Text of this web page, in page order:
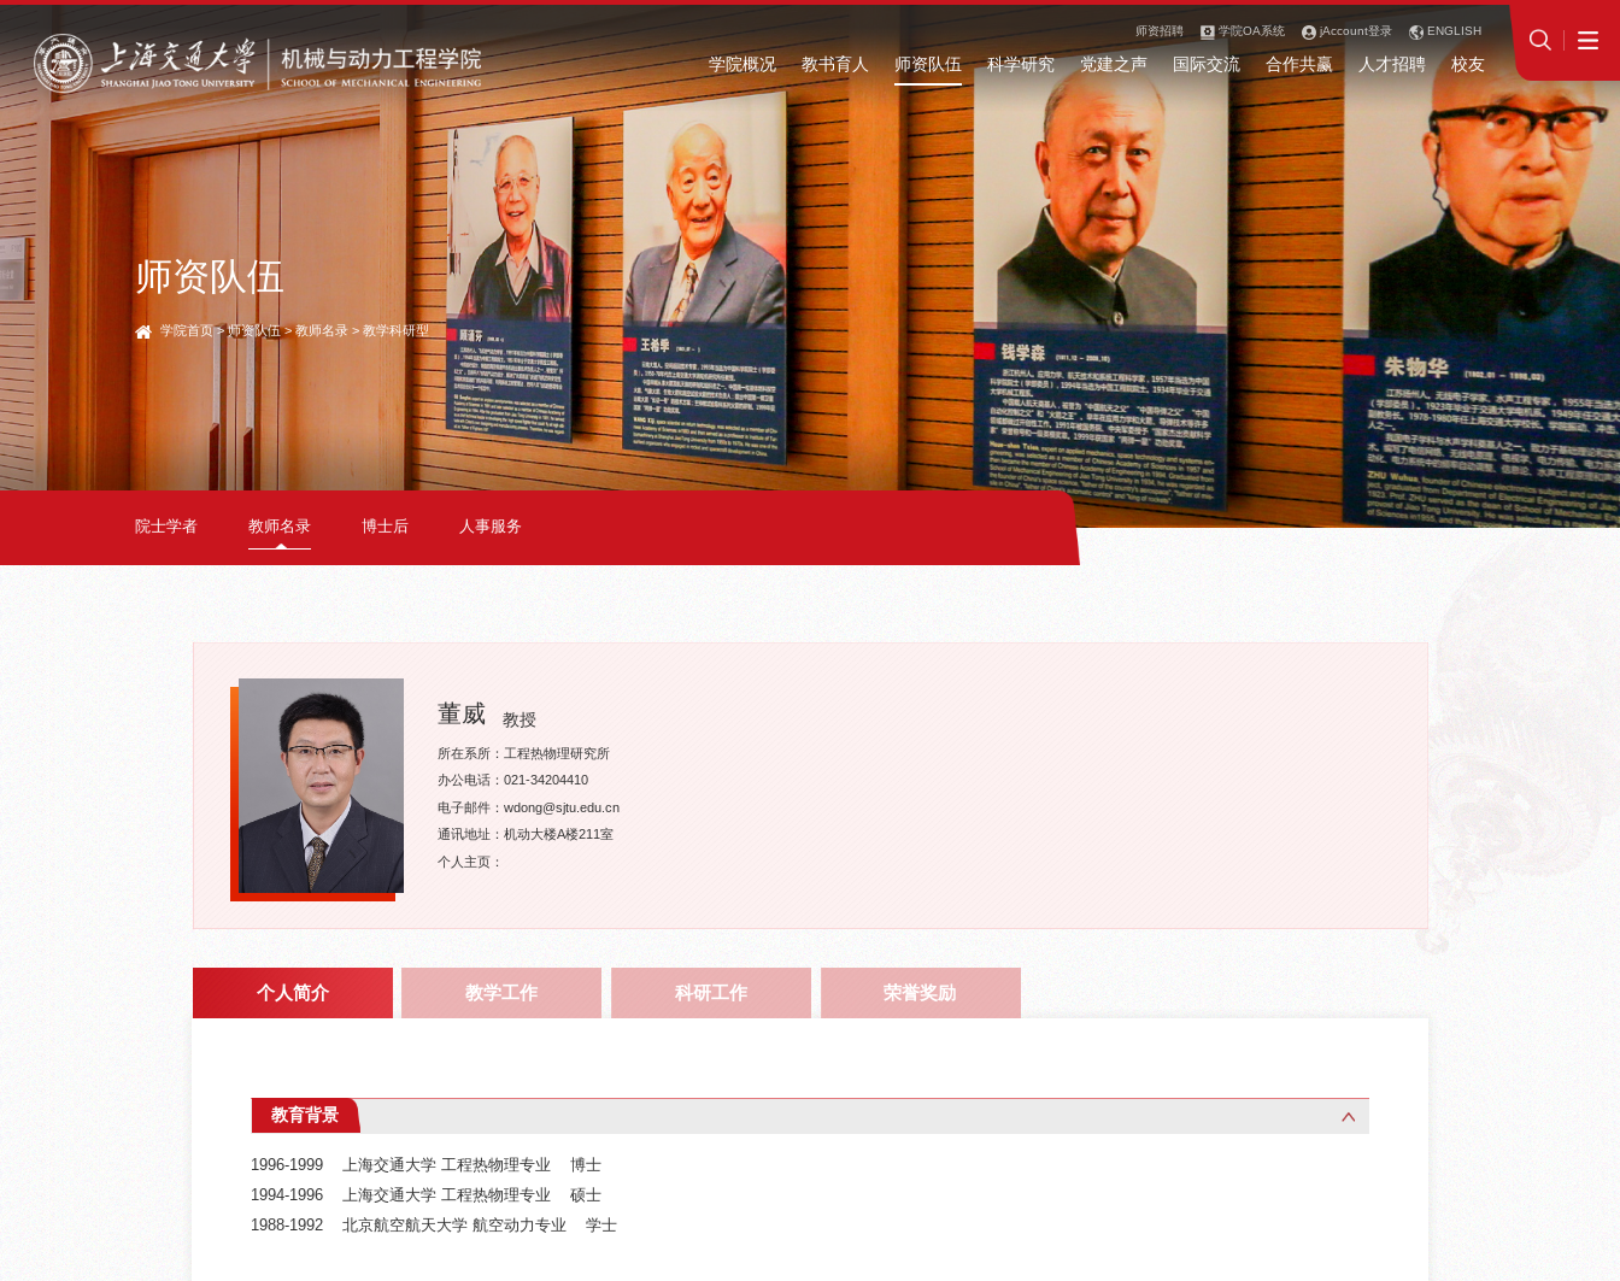
师资招聘 学院OA系统 jAccount登录 ENGLISH
学院概况 教书育人 师资队伍 科学研究 党建之声 国际交流 合作共赢 人才招聘 校友
师资队伍
学院首页>师资队伍>教师名录 > 教学科研型
院士学者 教师名录 博士后 人事服务
董威 教授
所在系所：工程热物理研究所
办公电话：021-34204410
电子邮件：wdong@sjtu.edu.cn
通讯地址：机动大楼A楼211室
个人主页：
个人简介 教学工作 科研工作 荣誉奖励
教育背景
1996-1999 上海交通大学 工程热物理专业 博士
1994-1996 上海交通大学 工程热物理专业 硕士
1988-1992 北京航空航天大学 航空动力专业 学士